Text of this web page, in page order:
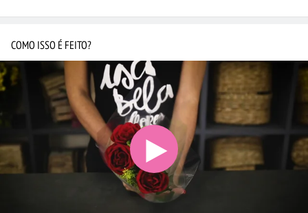
COMO ISSO É FEITO?